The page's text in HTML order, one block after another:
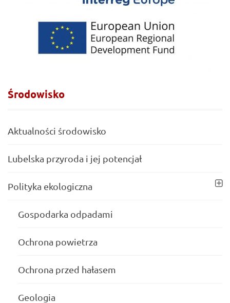
Środowisko
Aktualności środowisko
Lubelska przyroda i jej potencjał
Polityka ekologiczna
Gospodarka odpadami
Ochrona powietrza
Ochrona przed hałasem
Geologia